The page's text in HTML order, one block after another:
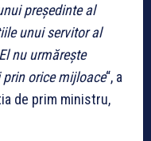
președinte al
unui servitor al
nu urmărește
orice mijloace“, a
de prim ministru,